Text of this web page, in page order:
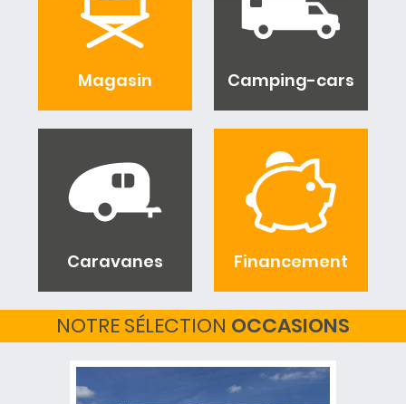
Magasin Camping-cars
Caravanes Financement
NOTRE SÉLECTION OCCASIONS